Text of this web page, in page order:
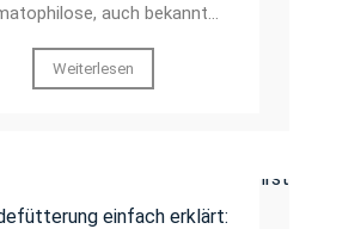
auch bekannt…
Weiterlesen
einfach erklärt: